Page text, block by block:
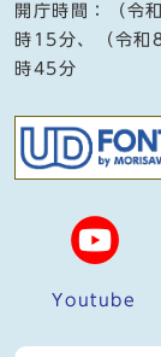
開庁時間：（
時15分、（令
時45分
Youtube